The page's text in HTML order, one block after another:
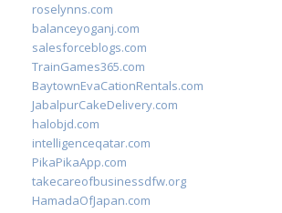
roselynns.com
balanceyoganj.com
salesforceblogs.com
TrainGames365.com
BaytownEvaCationRentals.com
JabalpurCakeDelivery.com
halobjd.com
intelligenceqatar.com
PikaPikaApp.com
takecareofbusinessdfw.org
HamadaOfJapan.com